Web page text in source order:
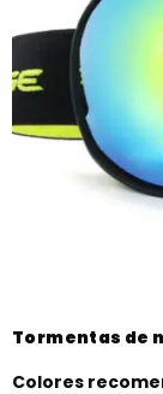
Tormentas de
Colores